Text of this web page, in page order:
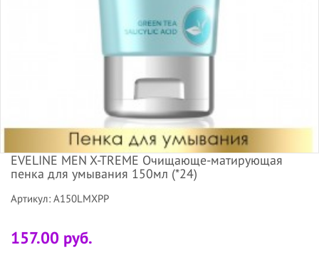
EVELINE MEN X-TREME Очищающе-матирующая
пенка для умывания 150мл (*24)
Артикул: A150LMXPP
157.00 руб.